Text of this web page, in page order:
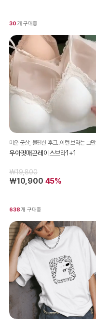
30 개 구매중
미운 군살, 불편한 후크..이런 브라는 그만!
우아핏매끈레이스브라1+1
₩19,800
₩10,900 45%
638개 구매중